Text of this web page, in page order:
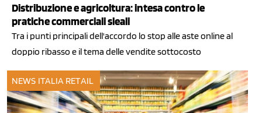
Distribuzione e agricoltura: intesa contro le
pratiche commerciali sleali
Tra i punti principali dell'accordo lo stop alle aste online al
doppio ribasso e il tema delle vendite sottocosto
NEWS ITALIA RETAIL